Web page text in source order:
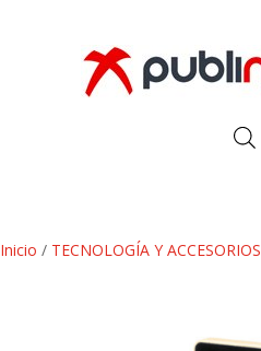
Inicio / TECNOLOGÍA Y ACCESORIOS